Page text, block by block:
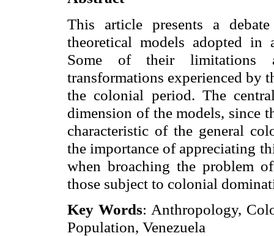
This article presents a
theoretical models adopted in
Some of their limitations
transformations experienced by
the colonial period. The
dimension of the models, since
characteristic of the general
the importance of appreciating
when broaching the problem
those subject to colonial
Key Words: Anthropology,
Population, Venezuela